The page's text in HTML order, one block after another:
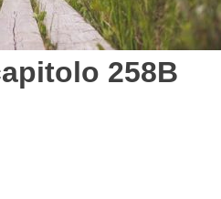
258B